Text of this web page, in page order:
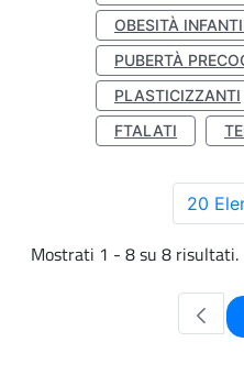
OBESITÀ
PUBERTÀ
PLASTICIZZANTI
FTALATI
20
Mostrati 1 - 8 su 8 risultati.